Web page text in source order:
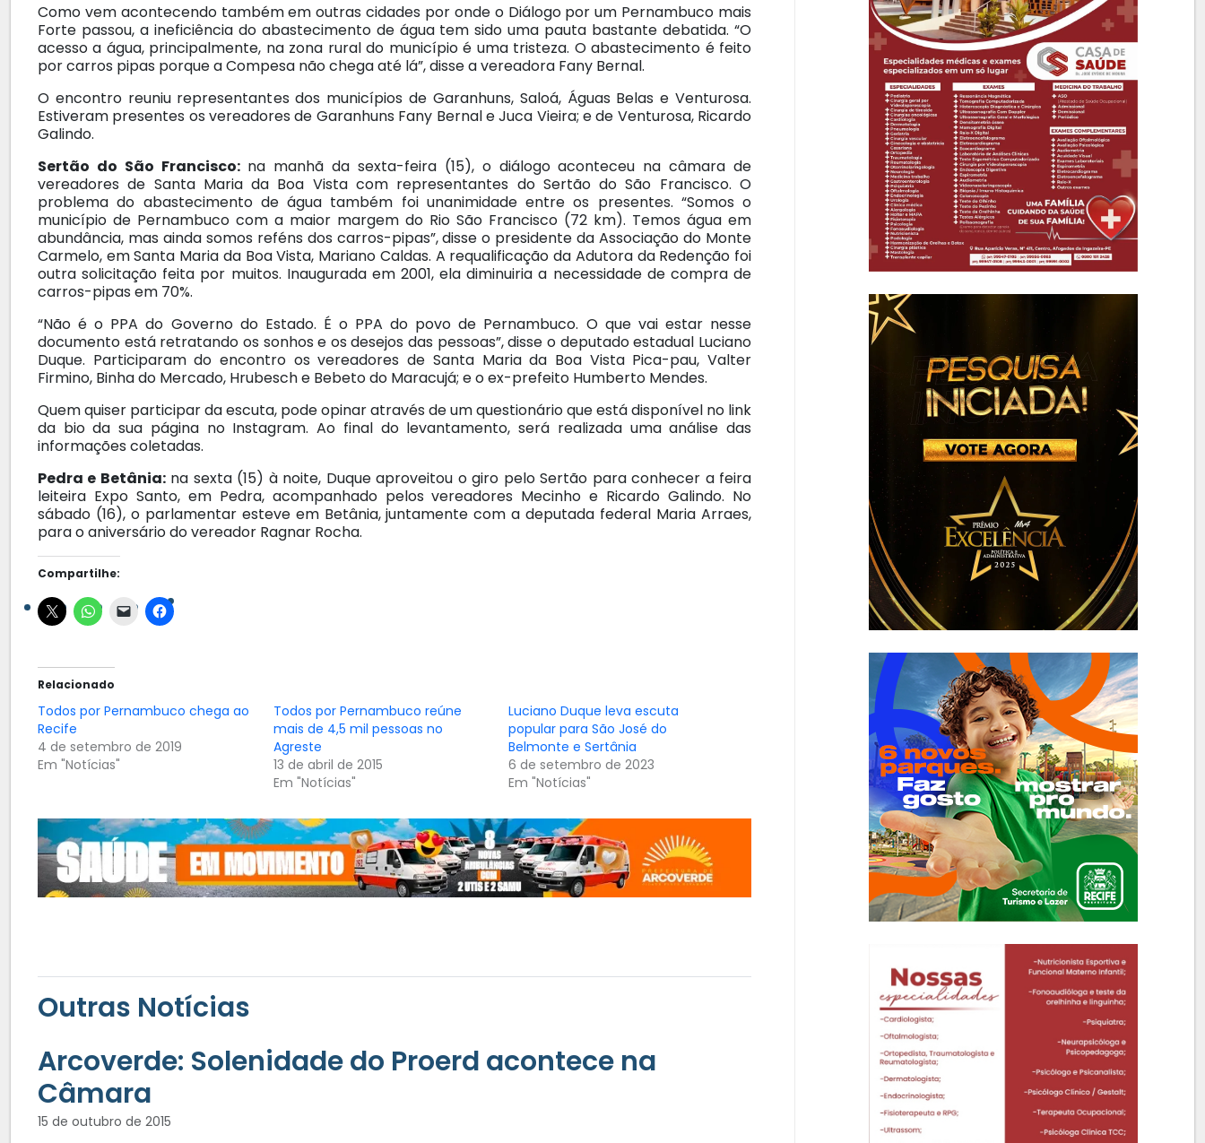
Como vem acontecendo também em outras cidades por onde o Diálogo por um Pernambuco mais
Forte passou, a ineficiência do abastecimento de água tem sido uma pauta bastante debatida. “O
acesso a água, principalmente, na zona rural do município é uma tristeza. O abastecimento é feito
por carros pipas porque a Compesa não chega até lá”, disse a vereadora Fany Bernal.
O encontro reuniu representantes dos municípios de Garanhuns, Saloá, Águas Belas e Venturosa.
Estiveram presentes os vereadores de Garanhuns Fany Bernal e Juca Vieira; e de Venturosa, Ricardo
Galindo.
Sertão do São Francisco:na manhã da sexta-feira (15), o diálogo aconteceu na câmara de
vereadores de Santa Maria da Boa Vista com representantes do Sertão do São Francisco. O
problema do abastecimento de água também foi unanimidade entre os presentes. “Somos o
município de Pernambuco com a maior margem do Rio São Francisco (72 km). Temos água em
abundância, mas ainda somos reféns dos carros-pipas”, disse o presidente da Associação do Monte
Carmelo, em Santa Maria da Boa Vista, Mariano Caldas. A requalificação da Adutora da Redenção foi
outra solicitação feita por muitos. Inaugurada em 2001, ela diminuiria a necessidade de compra de
carros-pipas em 70%.
“Não é o PPA do Governo do Estado. É o PPA do povo de Pernambuco. O que vai estar nesse
documento está retratando os sonhos e os desejos das pessoas”, disse o deputado estadual Luciano
Duque. Participaram do encontro os vereadores de Santa Maria da Boa Vista Pica-pau, Valter
Firmino, Binha do Mercado, Hrubesch e Bebeto do Maracujá; e o ex-prefeito Humberto Mendes.
Quem quiser participar da escuta, pode opinar através de um questionário que está disponível no link
da bio da sua página no Instagram. Ao final do levantamento, será realizada uma análise das
informações coletadas.
Pedra e Betânia:na sexta (15) à noite, Duque aproveitou o giro pelo Sertão para conhecer a feira
leiteira Expo Santo, em Pedra, acompanhado pelos vereadores Mecinho e Ricardo Galindo. No
sábado (16), o parlamentar esteve em Betânia, juntamente com a deputada federal Maria Arraes,
para o aniversário do vereador Ragnar Rocha.
Compartilhe:
Relacionado
Todos por Pernambuco chega ao
Recife
4 de setembro de 2019
Em "Notícias"
Todos por Pernambuco reúne
mais de 4,5 mil pessoas no
Agreste
13 de abril de 2015
Em "Notícias"
Luciano Duque leva escuta
popular para São José do
Belmonte e Sertânia
6 de setembro de 2023
Em "Notícias"
Outras Notícias
Arcoverde: Solenidade do Proerd acontece na
Câmara
15 de outubro de 2015